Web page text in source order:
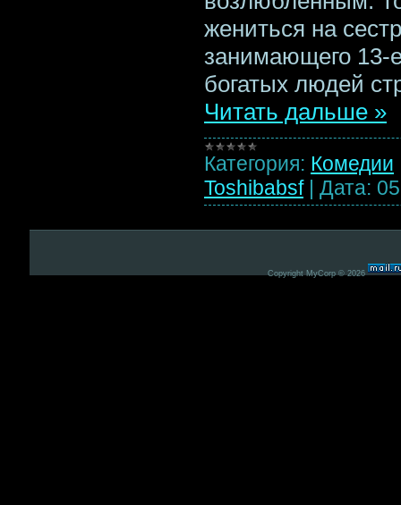
жениться на
занимающего 13-
богатых людей
Читать дальше »
Категория: Комедии
Toshibabsf | Дата:
Copyright MyCorp © 2026